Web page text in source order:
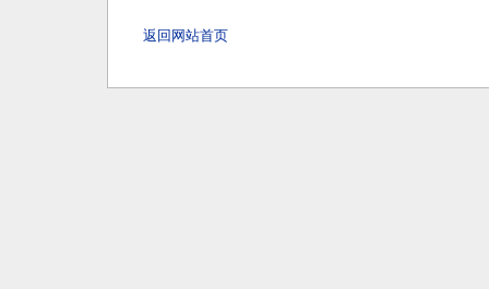
返回网站首页